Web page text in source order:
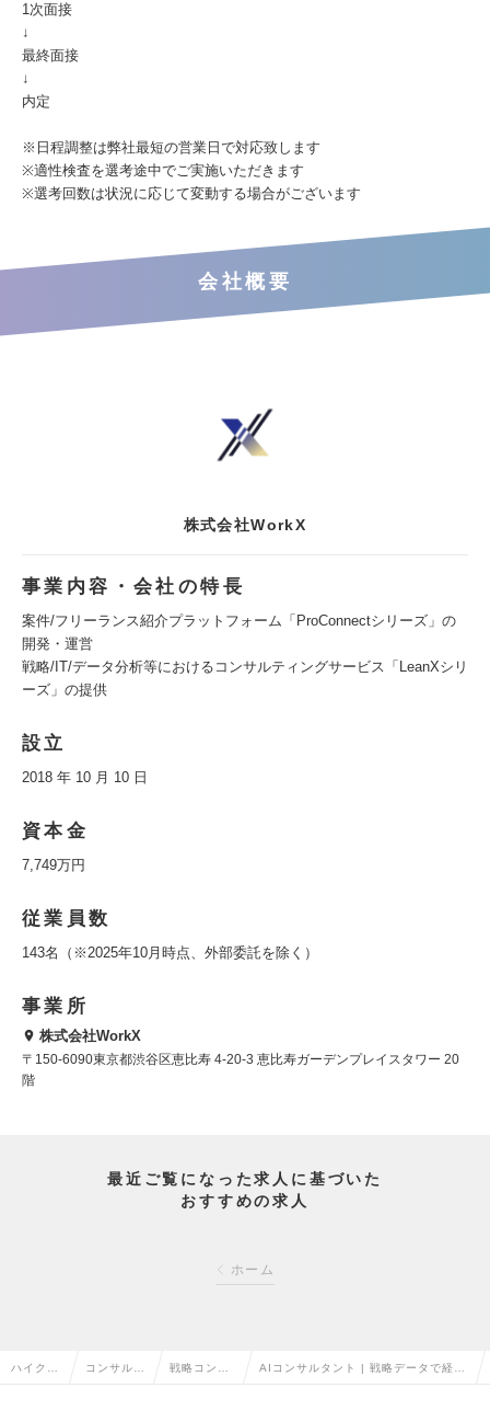
1次面接
↓
最終面接
↓
内定
※日程調整は弊社最短の営業日で対応致します
※適性検査を選考途中でご実施いただきます
※選考回数は状況に応じて変動する場合がございます
会社概要
株式会社WorkX
事業内容・会社の特長
案件/フリーランス紹介プラットフォーム「ProConnectシリーズ」の
開発・運営
戦略/IT/データ分析等におけるコンサルティングサービス「LeanXシリ
ーズ」の提供
設立
2018 年 10 月 10 日
資本金
7,749万円
従業員数
143名（※2025年10月時点、外部委託を除く）
事業所
株式会社WorkX
〒150-6090東京都渋谷区恵比寿 4-20-3 恵比寿ガーデンプレイスタワー 20
階
最近ご覧になった求人に基づいた
おすすめの求人
ホーム
ハイクラ コンサルタ 戦略コンサ AIコンサルタント | 戦略データで経営